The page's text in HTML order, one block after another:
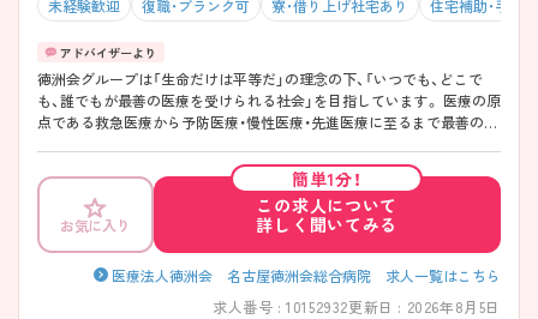
未経験歓迎 復職・ブランク可 寮・借り上げ社宅あり 住宅補助・手当
徳洲会グループは「生命だけは平等だ」の理念の下、「いつでも、どこで
も、誰でもが最善の医療を受けられる社会」を目指しています。 医療の原
点である救急医療から予防医療・慢性医療・先進医療に至るまで最善の医
育体制や研修制度が充実し、スキルアップしたい看護師様がしっかり学
べる環境があります。 院内には24時間体制の保育施設もありますので、
お子様のいらっしゃる方も家庭と両立しながら働きやすい環境です。興
味のある方は是非ご応募ください。
お気に入り
簡単1分！
この求人について
詳しく聞いてみる
医療法人徳洲会 名古屋徳洲会総合病院 求人一覧はこちら
求人番号 : 10152932更新日 : 2026年8月5日